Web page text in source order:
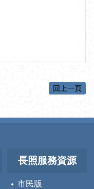
回上一頁
長照服務資源
市民版